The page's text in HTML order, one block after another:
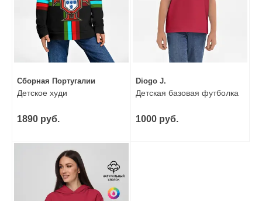
Сборная Португалии
Детское худи
1890 руб.
Diogo J.
Детская базовая футболка
1000 руб.